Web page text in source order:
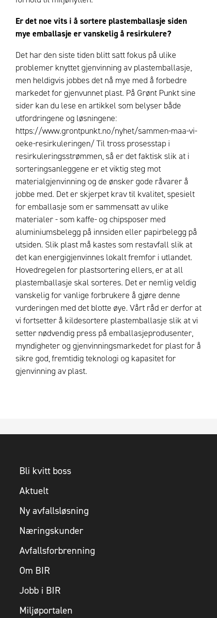
Er det noe vits i å sortere plastemballasje siden
mye emballasje er vanskelig å resirkulere?
Det har den siste tiden blitt satt fokus på ulike
problemer knyttet gjenvinning av plastemballasje,
men heldigvis jobbes det nå mye med å forbedre
markedet for gjenvunnet plast. På Grønt Punkt sine
sider kan du lese en artikkel som belyser både
utfordringene og løsningene:
https://www.grontpunkt.no/nyhet/sammen-maa-vi-
oeke-resirkuleringen/ Til tross prosesstap i
resirkuleringsstrømmen, så er det faktisk slik at i
sorteringsanleggene er et viktig steg mot
materialgjenvinning og de ønsker gode råvarer å
jobbe med. Det er skjerpet krav til kvalitet, spesielt
for emballasje som er sammensatt av ulike
materialer - som kaffe- og chipsposer med
aluminiumsbelegg på innsiden eller papirbelegg på
utsiden. Slik plast må kastes som restavfall slik at
det kan energigjenvinnes lokalt fremfor i utlandet.
Hovedregelen for plastsortering ellers, er at all
plastemballasje skal sorteres. Det er nemlig veldig
vanskelig for vanlige forbrukere å gjøre denne
vurderingen med det blotte øye. Vårt råd er derfor at
vi fortsetter å kildesortere plastemballasje slik at vi
setter nødvendig press på emballasjeprodusenter,
myndigheter og gjenvinningsmarkedet for plast for å
sikre god, fremtidig teknologi og kapasitet for
gjenvinning av plast.
Bli kvitt boss
Aktuelt
Ny avfallsløsning
Næringskunder
Avfallsforbrenning
Om BIR
Jobb i BIR
Miljøportalen